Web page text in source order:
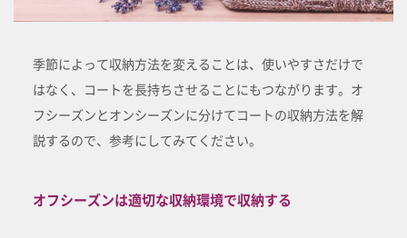
季節によって収納方法を変えることは、使いやすさだけで
はなく、コートを長持ちさせることにもつながります。オ
フシーズンとオンシーズンに分けてコートの収納方法を解
説するので、参考にしてみてください。
オフシーズンは適切な収納環境で収納する